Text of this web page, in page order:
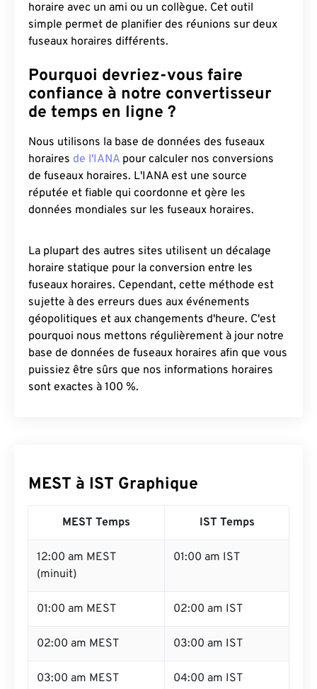
horaire avec un ami ou un collègue. Cet outil
simple permet de planifier des réunions sur deux
fuseaux horaires différents.
Pourquoi devriez-vous faire
confiance à notre convertisseur
de temps en ligne ?
Nous utilisons la base de données des fuseaux
horaires de l'IANA pour calculer nos conversions
de fuseaux horaires. L'IANA est une source
réputée et fiable qui coordonne et gère les
données mondiales sur les fuseaux horaires.
La plupart des autres sites utilisent un décalage
horaire statique pour la conversion entre les
fuseaux horaires. Cependant, cette méthode est
sujette à des erreurs dues aux événements
géopolitiques et aux changements d'heure. C'est
pourquoi nous mettons régulièrement à jour notre
base de données de fuseaux horaires afin que vous
puissiez être sûrs que nos informations horaires
sont exactes à 100 %.
MEST à IST Graphique
MEST Temps IST Temps
12:00 am MEST
(minuit)
01:00 am IST
01:00 am MEST 02:00 am IST
02:00 am MEST 03:00 am IST
03:00 am MEST 04:00 am IST